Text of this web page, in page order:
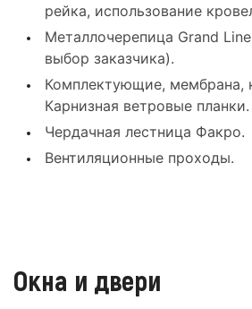
рейка, использование
Металлочерепица Grand
выбор заказчика).
Комплектующие, мембрана,
Карнизная ветровые планки.
Чердачная лестница Факро.
Вентиляционные проходы.
Окна и двери